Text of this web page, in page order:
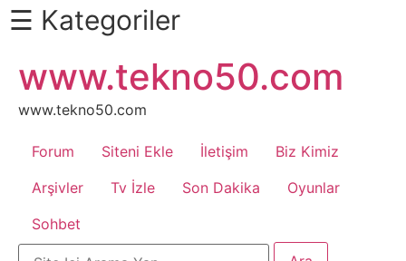
Daha
Fazlası
İçin
Kaydır
Android
Apk
☰ Kategoriler
atla
www.tekno50.com
www.tekno50.com
Forum Siteni Ekle İletişim
Biz Kimiz
Arşivler
Tv İzle Son Dakika
Oyunlar
Sohbet